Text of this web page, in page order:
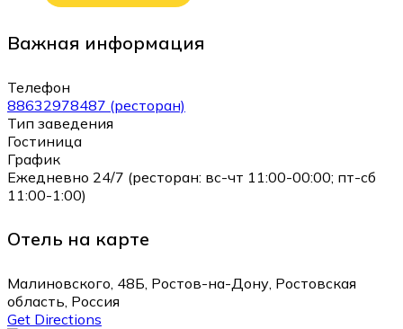
Важная информация
Телефон
88632978487 (ресторан)
Тип заведения
Гостиница
График
Ежедневно 24/7 (ресторан: вс-чт 11:00-00:00; пт-сб
11:00-1:00)
Отель на карте
Малиновского, 48Б, Ростов-на-Дону, Ростовская
область, Россия
Get Directions